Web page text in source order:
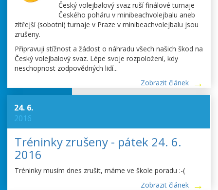
Český volejbalový svaz ruší finálové turnaje
Českého poháru v minibeachvolejbalu aneb
zítřejší (sobotní) turnaje v Praze v minibeachvolejbalu jsou
zrušeny.
Připravuji stížnost a žádost o náhradu všech našich škod na
Český volejbalový svaz. Lépe svoje rozpoložení, kdy
neschopnost zodpovědných lidí...
Zobrazit článek
24. 6.
2016
Tréninky zrušeny - pátek 24. 6.
2016
Tréninky musím dnes zrušit, máme ve škole poradu :-(
Zobrazit článek